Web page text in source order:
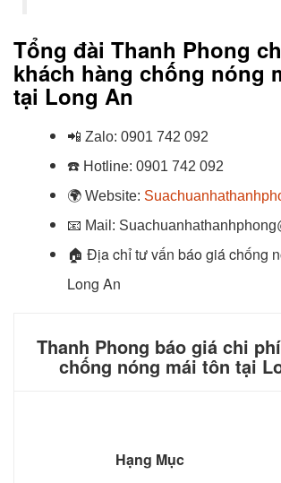
Tổng đài Thanh Phong
khách hàng chống nóng
tại Long An
📲 Zalo: 0901 742 092
☎️ Hotline: 0901 742 092
🌍 Website:
📧 Mail:
🏠 Địa chỉ tư vấn báo giá chống
Long An
Thanh Phong báo giá chi
chống nóng mái tôn tại
Hạng Mục